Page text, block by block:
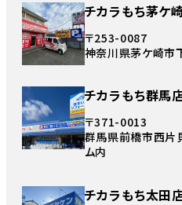
チカラもち茅ケ
〒253-0087
神奈川県茅ケ崎市
チカラもち群馬
〒371-0013
群馬県前橋市西片
ム内
チカラもち太田